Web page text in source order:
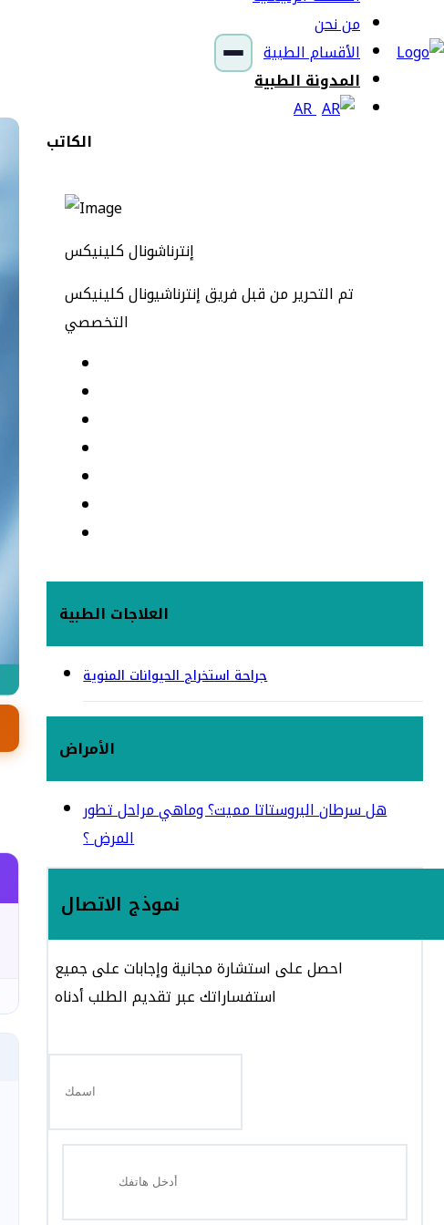
من نحن
الأقسام الطبية
المدونة الطبية
AR
الكاتب
إنترناشونال كلينيكس
تم التحرير من قبل فريق إنترناشيونال كلينيكس
التخصصي
العلاجات الطبية
جراحة استخراج الحيوانات المنوية
الأمراض
هل سرطان البروستاتا مميت؟ وماهي مراحل تطور
المرض ؟
نموذج الاتصال
احصل على استشارة مجانية وإجابات على جميع
استفساراتك عبر تقديم الطلب أدناه